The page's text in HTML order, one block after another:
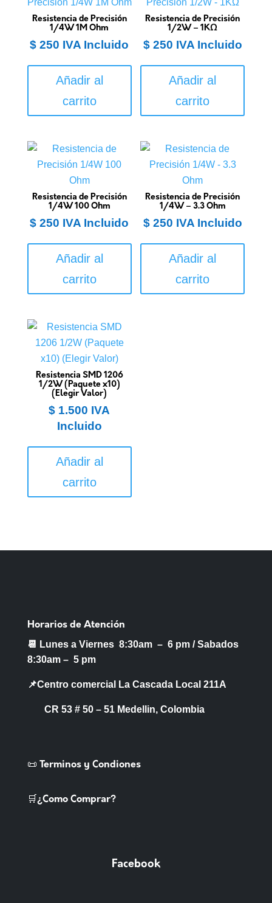
Resistencia de Precisión
1/4W 1M Ohm
$ 250 IVA Incluido
Añadir al
carrito
Resistencia de Precisión
1/2W – 1KΩ
$250 IVA Incluido
Añadir al
carrito
Resistencia de Precisión
1/4W 100 Ohm
$ 250 IVA Incluido
Añadir al
carrito
Resistencia de Precisión
1/4W – 3.3 Ohm
$250 IVA Incluido
Añadir al
carrito
Resistencia SMD 1206
1/2W (Paquete x10)
(Elegir Valor)
$ 1.500 IVA
Incluido
Añadir al
carrito
Horarios de Atención
📆 Lunes a Viernes 8:30am – 6 pm /Sabados
8:30am – 5 pm
📌Centro comercial La Cascada Local 211A
CR 53 # 50 – 51 Medellin, Colombia
📜 Terminos y Condiones
🛒¿Como Comprar?
Facebook